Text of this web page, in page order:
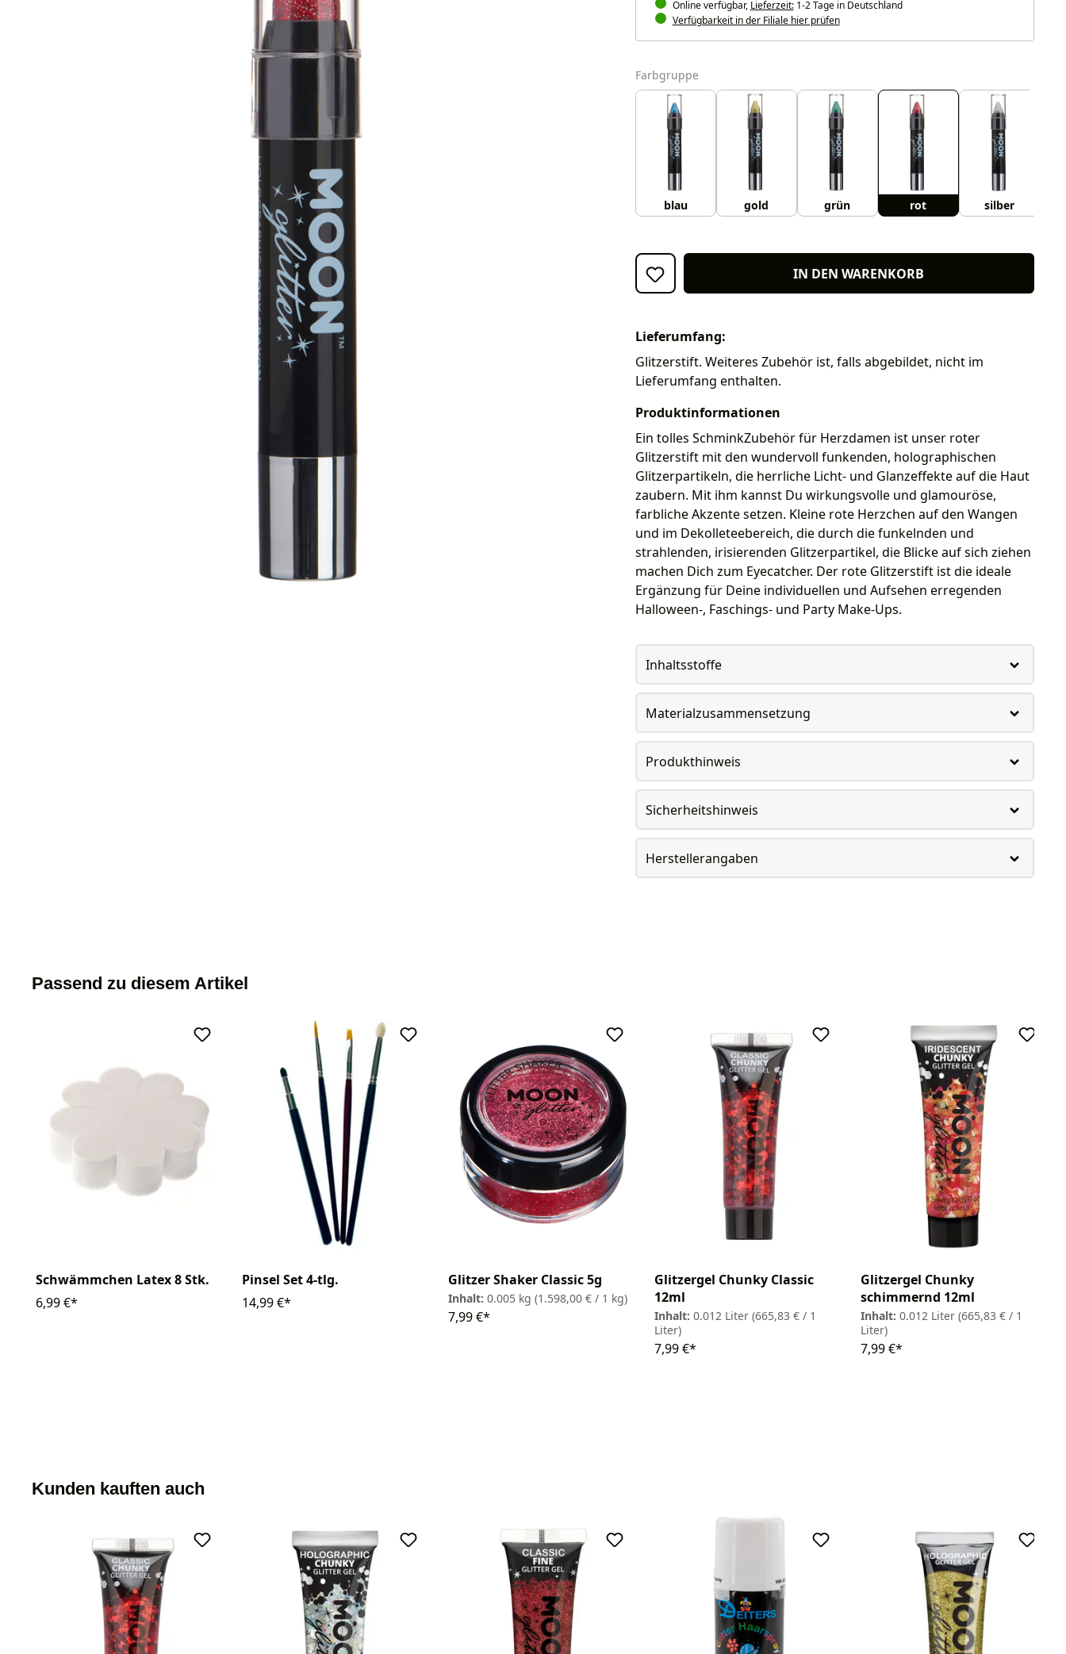
Online verfügbar, Lieferzeit:1-2 Tage in Deutschland
Verfügbarkeit in der Filiale hier prüfen
Farbgruppeauswählen
blau gold grün rot silber
IN DEN WARENKORB
Lieferumfang:
Glitzerstift. Weiteres Zubehör ist, falls abgebildet, nicht im
Lieferumfang enthalten.
Produktinformationen
Ein tolles SchminkZubehör für Herzdamen ist unser roter
Glitzerstift mit den wundervoll funkenden, holographischen
Glitzerpartikeln, die herrliche Licht- und Glanzeffekte auf die Haut
zaubern. Mit ihm kannst Du wirkungsvolle und glamouröse,
farbliche Akzente setzen. Kleine rote Herzchen auf den Wangen
und im Dekolleteebereich, die durch die funkelnden und
strahlenden, irisierenden Glitzerpartikel, die Blicke auf sich ziehen
machen Dich zum Eyecatcher. Der rote Glitzerstift ist die ideale
Ergänzung für Deine individuellen und Aufsehen erregenden
Halloween-, Faschings- und Party Make-Ups.
Inhaltsstoffe
Materialzusammensetzung
Produkthinweis
Sicherheitshinweis
Herstellerangaben
Passend zu diesem Artikel
Schwämmchen Latex 8 Stk.
6,99 €*
Pinsel Set 4-tlg.
14,99 €*
Glitzer Shaker Classic 5g
Inhalt: 0.005 kg (1.598,00 € / 1 kg)
7,99 €*
Glitzergel Chunky Classic
12ml
Inhalt: 0.012 Liter (665,83 € / 1
Liter)
7,99 €*
Glitzergel Chunky
schimmernd 12ml
Inhalt: 0.012 Liter (665,83 € / 1
Liter)
7,99 €*
Kunden kauften auch